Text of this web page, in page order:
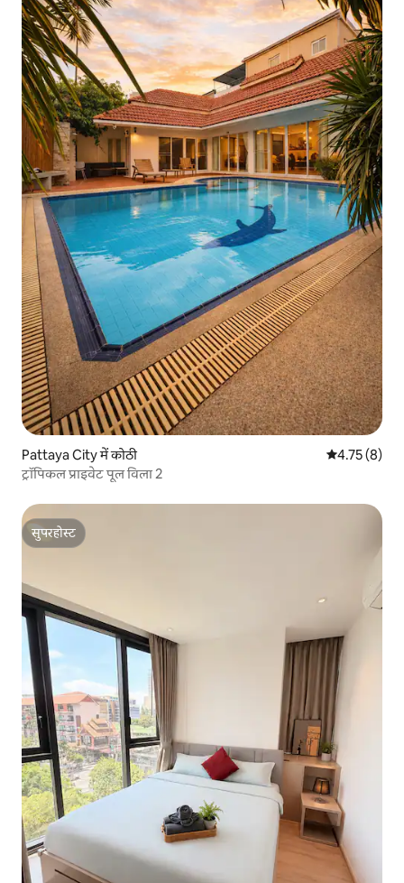
Pattaya City में कोठी औसत रेटिंग 5
4.75 (8)
ट्रॉपिकल प्राइवेट पूल विला 2
सुपरहोस्ट
सुपरहोस्ट